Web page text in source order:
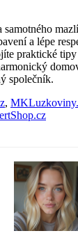
samotného
a lépe
praktické
společník.
,